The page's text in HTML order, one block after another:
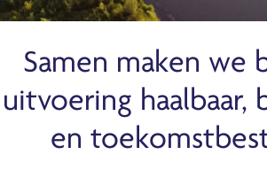
Samen maken we
uitvoering haalbaar,
en